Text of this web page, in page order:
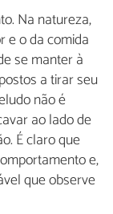
Na natureza,
e o da comida
se manter à
a tirar seu
não é
ao lado de
É claro que
e,
que observe